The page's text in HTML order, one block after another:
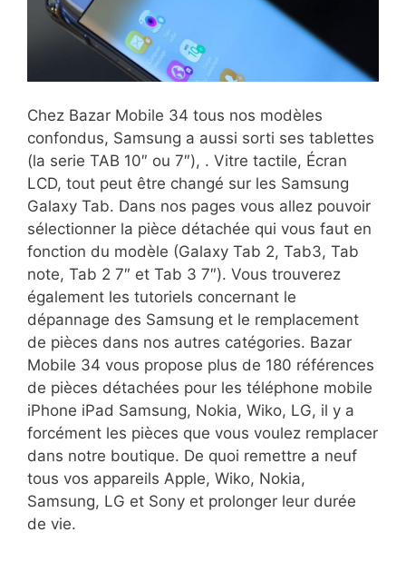
Chez Bazar Mobile 34 tous nos modèles
confondus, Samsung a aussi sorti ses tablettes
(la serie TAB 10″ ou 7″), . Vitre tactile, Écran
LCD, tout peut être changé sur les Samsung
Galaxy Tab. Dans nos pages vous allez pouvoir
sélectionner la pièce détachée qui vous faut en
fonction du modèle (Galaxy Tab 2, Tab3, Tab
note, Tab 2 7″ et Tab 3 7″). Vous trouverez
également les tutoriels concernant le
dépannage des Samsung et le remplacement
de pièces dans nos autres catégories. Bazar
Mobile 34 vous propose plus de 180 références
de pièces détachées pour les téléphone mobile
iPhone iPad Samsung, Nokia, Wiko, LG, il y a
forcément les pièces que vous voulez remplacer
dans notre boutique. De quoi remettre a neuf
tous vos appareils Apple, Wiko, Nokia,
Samsung, LG et Sony et prolonger leur durée
de vie.